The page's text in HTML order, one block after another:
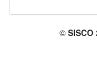
© SISCO